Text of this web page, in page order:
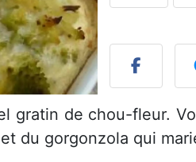
gratin de chou-fleur.
du gorgonzola qui